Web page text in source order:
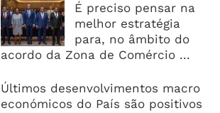
É preciso pensar na
melhor estratégia
para, no âmbito do
acordo da Zona de Comércio ...
Últimos desenvolvimentos macro
económicos do País são positivos
Todos Direitos Reservados.